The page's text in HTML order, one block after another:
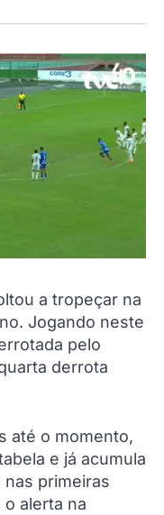
a tropeçar na
Jogando neste
pelo
derrota
até o momento,
e já acumula
nas primeiras
alerta na